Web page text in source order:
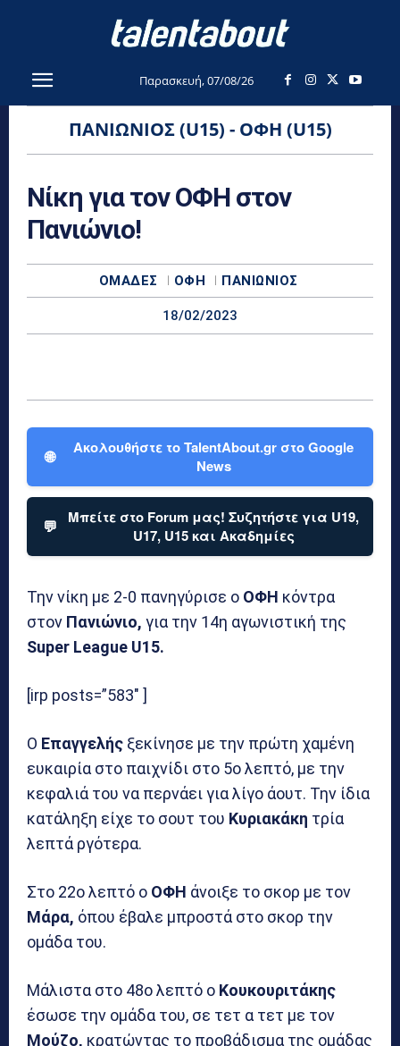
Παρασκευή, 07/08/26
ΠΑΝΙΏΝΙΟΣ (U15) - ΟΦΗ (U15)
Νίκη για τον ΟΦΗ στον
Πανιώνιο!
ΟΜΆΔΕΣ ΟΦΗ ΠΑΝΙΏΝΙΟΣ
18/02/2023
🌐
Ακολουθήστε το TalentAbout.gr στο Google
News
💬
Μπείτε στο Forum μας! Συζητήστε για U19,
U17, U15 και Ακαδημίες
Την νίκη με 2-0 πανηγύρισε ο ΟΦΗ κόντρα
στον Πανιώνιο, για την 14η αγωνιστική της
Super League U15.
[irp posts=”583″ ]
Ο Επαγγελής ξεκίνησε με την πρώτη χαμένη
ευκαιρία στο παιχνίδι στο 5ο λεπτό, με την
κεφαλιά του να περνάει για λίγο άουτ. Την ίδια
κατάληξη είχε το σουτ του Κυριακάκη τρία
λεπτά ργότερα.
Στο 22ο λεπτό ο ΟΦΗ άνοιξε το σκορ με τον
Μάρα, όπου έβαλε μπροστά στο σκορ την
ομάδα του.
Μάλιστα στο 48ο λεπτό ο Κουκουριτάκης
έσωσε την ομάδα του, σε τετ α τετ με τον
Μούζο, κρατώντας το προβάδισμα της ομάδας